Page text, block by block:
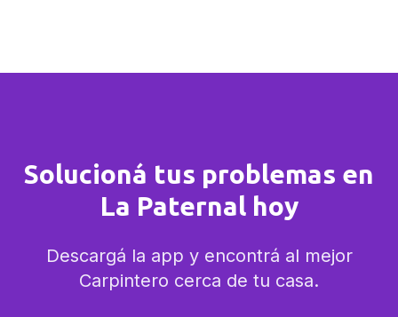
Solucioná tus problemas en
La Paternal hoy
Descargá la app y encontrá al mejor
Carpintero cerca de tu casa.